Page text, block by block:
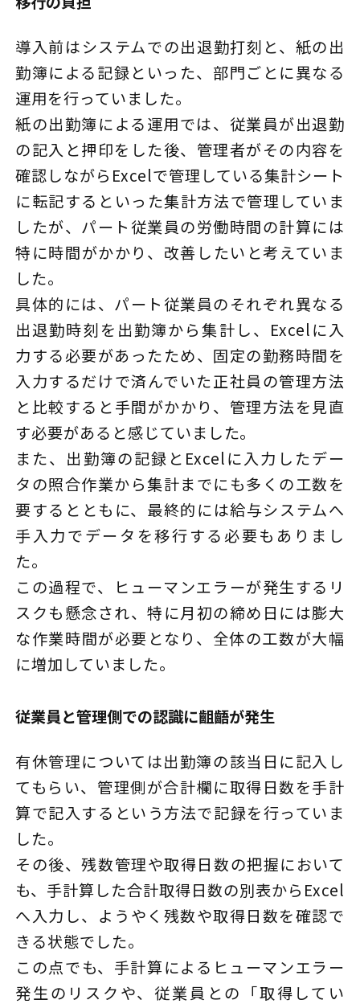
導入前はシステムでの出退勤打刻と、紙の出
勤簿による記録といった、部門ごとに異なる
運用を行っていました。
紙の出勤簿による運用では、従業員が出退勤
の記入と押印をした後、管理者がその内容を
確認しながらExcelで管理している集計シート
に転記するといった集計方法で管理していま
したが、パート従業員の労働時間の計算には
特に時間がかかり、改善したいと考えていま
した。
具体的には、パート従業員のそれぞれ異なる
出退勤時刻を出勤簿から集計し、Excelに入
力する必要があったため、固定の勤務時間を
入力するだけで済んでいた正社員の管理方法
と比較すると手間がかかり、管理方法を見直
す必要があると感じていました。
また、出勤簿の記録とExcelに入力したデー
タの照合作業から集計までにも多くの工数を
要するとともに、最終的には給与システムへ
手入力でデータを移行する必要もありまし
た。
この過程で、ヒューマンエラーが発生するリ
スクも懸念され、特に月初の締め日には膨大
な作業時間が必要となり、全体の工数が大幅
に増加していました。
従業員と管理側での認識に齟齬が発生
有休管理については出勤簿の該当日に記入し
てもらい、管理側が合計欄に取得日数を手計
算で記入するという方法で記録を行っていま
した。
その後、残数管理や取得日数の把握において
も、手計算した合計取得日数の別表からExcel
へ入力し、ようやく残数や取得日数を確認で
きる状態でした。
この点でも、手計算によるヒューマンエラー
発生のリスクや、従業員との「取得してい